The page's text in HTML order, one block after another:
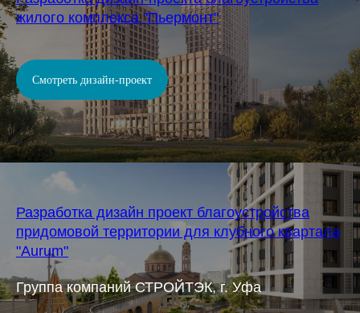
жилого комплекса "Пьермонт"
Смотреть дизайн-проект
Разработка дизайн проект благоустройства
придомовой территории для клубного квартала
"Aurum"
Группа компаний СТРОЙТЭК, г. Уфа